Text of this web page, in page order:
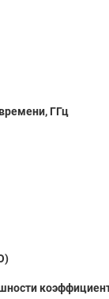
ГГц